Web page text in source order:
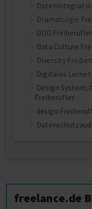
Dramaturgie
DDD Freiberufler
Data Culture
Diversity
Digitales
Design System,
Freiberufler
desigo
freelance.de